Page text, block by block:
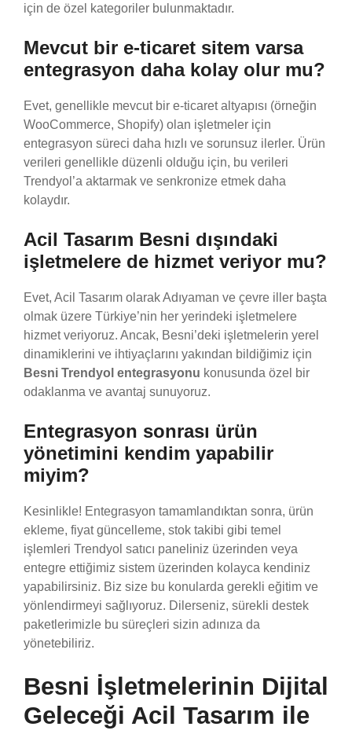
için de özel kategoriler bulunmaktadır.
Mevcut bir e-ticaret sitem varsa
entegrasyon daha kolay olur mu?
Evet, genellikle mevcut bir e-ticaret altyapısı (örneğin
WooCommerce, Shopify) olan işletmeler için
entegrasyon süreci daha hızlı ve sorunsuz ilerler. Ürün
verileri genellikle düzenli olduğu için, bu verileri
Trendyol’a aktarmak ve senkronize etmek daha
kolaydır.
Acil Tasarım Besni dışındaki
işletmelere de hizmet veriyor mu?
Evet, Acil Tasarım olarak Adıyaman ve çevre iller başta
olmak üzere Türkiye’nin her yerindeki işletmelere
hizmet veriyoruz. Ancak, Besni’deki işletmelerin yerel
dinamiklerini ve ihtiyaçlarını yakından bildiğimiz için
Besni Trendyol entegrasyonu konusunda özel bir
odaklanma ve avantaj sunuyoruz.
Entegrasyon sonrası ürün
yönetimini kendim yapabilir
miyim?
Kesinlikle! Entegrasyon tamamlandıktan sonra, ürün
ekleme, fiyat güncelleme, stok takibi gibi temel
işlemleri Trendyol satıcı paneliniz üzerinden veya
entegre ettiğimiz sistem üzerinden kolayca kendiniz
yapabilirsiniz. Biz size bu konularda gerekli eğitim ve
yönlendirmeyi sağlıyoruz. Dilerseniz, sürekli destek
paketlerimizle bu süreçleri sizin adınıza da
yönetebiliriz.
Besni İşletmelerinin Dijital
Geleceği Acil Tasarım ile